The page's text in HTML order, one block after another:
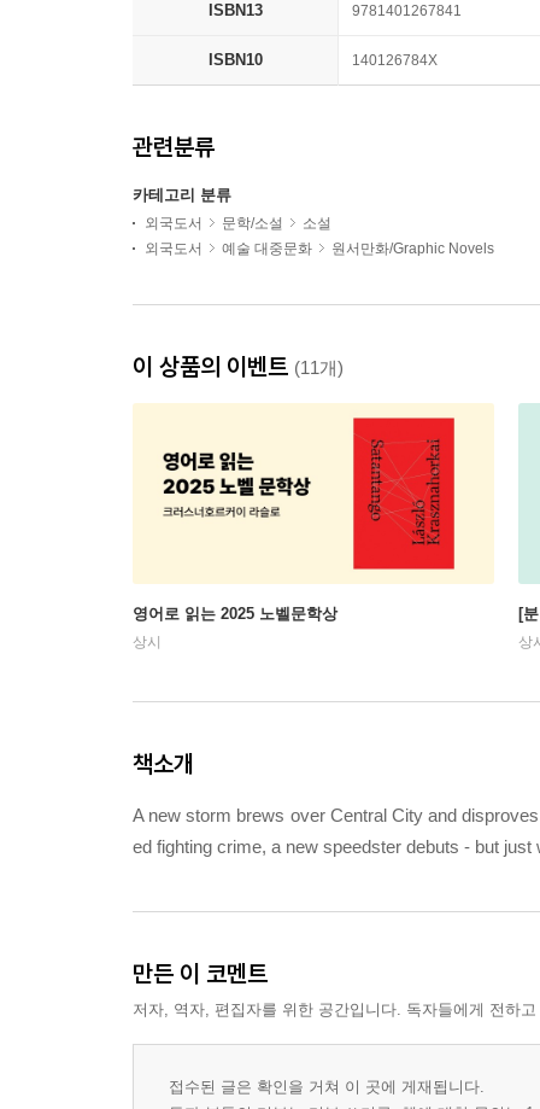
ISBN13 9781401267841
ISBN10 140126784X
관련분류
카테고리 분류
외국도서 문학/소설
소설
외국도서
예술 대중문화 원서만화/Graphic Novels
이 상품의 이벤트 (11개)
영어로 읽는 2025 노벨문학상
상시
[
상
책소개
A new storm brews over Central City and
ed fighting crime, a new speedster debuts - but
만든 이 코멘트
저자, 역자, 편집자를 위한 공간입니다. 독자들에게 전하
접수된 글은 확인을 거쳐 이 곳에 게재됩니다.